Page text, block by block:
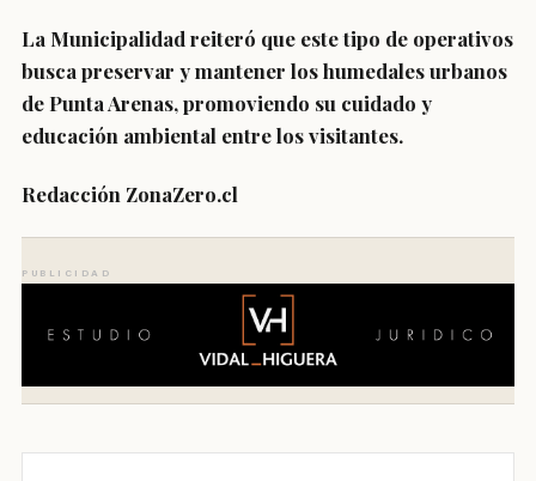
La Municipalidad reiteró que este tipo de operativos
busca preservar y mantener los humedales urbanos
de Punta Arenas, promoviendo su cuidado y
educación ambiental entre los visitantes.
Redacción ZonaZero.cl
PUBLICIDAD